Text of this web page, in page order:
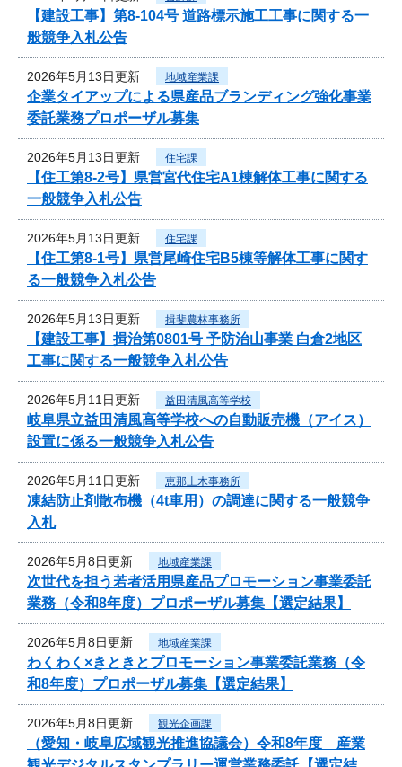
【建設工事】第8-104号 道路標示施工工事に関する一
般競争入札公告
2026年5月13日更新 地域産業課
企業タイアップによる県産品ブランディング強化事業
委託業務プロポーザル募集
2026年5月13日更新 住宅課
【住工第8-2号】県営宮代住宅A1棟解体工事に関する
一般競争入札公告
2026年5月13日更新 住宅課
【住工第8-1号】県営尾崎住宅B5棟等解体工事に関す
る一般競争入札公告
2026年5月13日更新 揖斐農林事務所
【建設工事】揖治第0801号 予防治山事業 白倉2地区
工事に関する一般競争入札公告
2026年5月11日更新 益田清風高等学校
岐阜県立益田清風高等学校への自動販売機（アイス）
設置に係る一般競争入札公告
2026年5月11日更新 恵那土木事務所
凍結防止剤散布機（4t車用）の調達に関する一般競争
入札
2026年5月8日更新 地域産業課
次世代を担う若者活用県産品プロモーション事業委託
業務（令和8年度）プロポーザル募集【選定結果】
2026年5月8日更新 地域産業課
わくわく×きときとプロモーション事業委託業務（令
和8年度）プロポーザル募集【選定結果】
2026年5月8日更新 観光企画課
（愛知・岐阜広域観光推進協議会）令和8年度 産業